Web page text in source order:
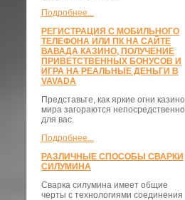
Подробнее...
РЕГИСТРАЦИЯ С МОБИЛЬНОГО
ТЕЛЕФОНА ИЛИ ПК НА САЙТЕ
ВАВАДА КАЗИНО, ПОЛУЧЕНИЕ
ПРИВЕТСТВЕННЫХ БОНУСОВ И
ИГРА НА РЕАЛЬНЫЕ ДЕНЬГИ В
VAVADA
Представьте, как яркие огни казино
мира загораются непосредственно
для вас.
Подробнее...
РАЗЛИЧНЫЕ СПОСОБЫ СВАРКИ
СИЛУМИНА
Сварка силумина имеет общие
черты с технологиями соединения